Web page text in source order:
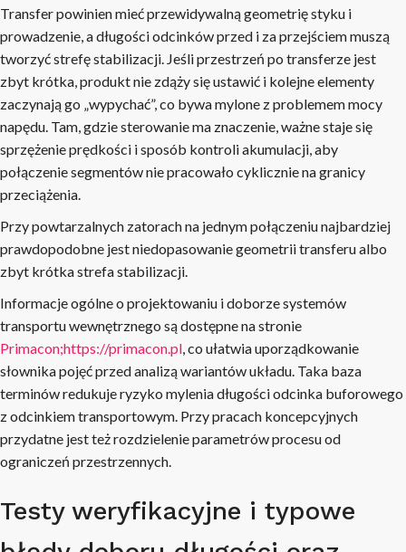
Transfer powinien mieć przewidywalną geometrię styku i
prowadzenie, a długości odcinków przed i za przejściem muszą
tworzyć strefę stabilizacji. Jeśli przestrzeń po transferze jest
zbyt krótka, produkt nie zdąży się ustawić i kolejne elementy
zaczynają go „wypychać”, co bywa mylone z problemem mocy
napędu. Tam, gdzie sterowanie ma znaczenie, ważne staje się
sprzężenie prędkości i sposób kontroli akumulacji, aby
połączenie segmentów nie pracowało cyklicznie na granicy
przeciążenia.
Przy powtarzalnych zatorach na jednym połączeniu najbardziej
prawdopodobne jest niedopasowanie geometrii transferu albo
zbyt krótka strefa stabilizacji.
Informacje ogólne o projektowaniu i doborze systemów
transportu wewnętrznego są dostępne na stronie
Primacon;https://primacon.pl, co ułatwia uporządkowanie
słownika pojęć przed analizą wariantów układu. Taka baza
terminów redukuje ryzyko mylenia długości odcinka buforowego
z odcinkiem transportowym. Przy pracach koncepcyjnych
przydatne jest też rozdzielenie parametrów procesu od
ograniczeń przestrzennych.
Testy weryfikacyjne i typowe